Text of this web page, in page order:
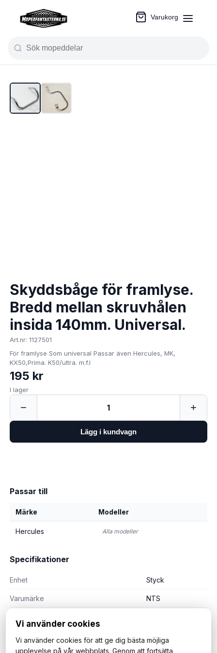
Varukorg
Skyddsbåge för framlyse.
Bredd mellan skruvhålen
insida 140mm. Universal.
Art.nr: 1127501
För framlyse Som universal Passar även Hercules, MK,
KX50,Prima. K50/ultra. m.f.l
195 kr
I lager
− 1 +
Lägg i kundvagn
Passar till
Märke Modeller
Hercules Alla modeller
Specifikationer
Enhet Styck
Varumärke NTS
Vi använder cookies
Vi använder cookies för att ge dig bästa möjliga
upplevelse på vår webbplats. Genom att fortsätta